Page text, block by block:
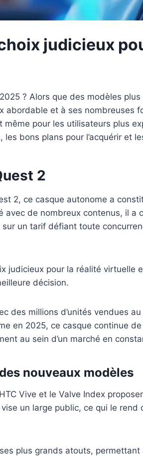
judicieux
? Alors que des modèles
abordable et à ses nombreuses
pour les utilisateurs plus
bons plans pour l’acquérir et
2
2, ce casque autonome a
de nombreux contenus, il
un tarif défiant toute
des millions d’unités vendues
en 2025, ce casque continue
au sein d’un marché en
nouveaux modèles
Vive et le Valve Index
un large public, ce qui le
plus grands atouts,